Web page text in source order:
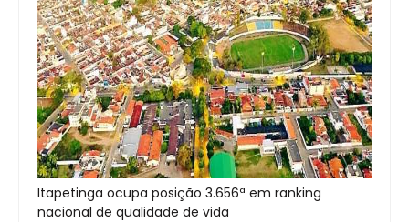
Itapetinga ocupa posição 3.656ª em ranking
nacional de qualidade de vida